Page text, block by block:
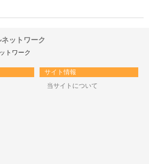
ットワーク
トワーク
サイト情報
当サイトについて